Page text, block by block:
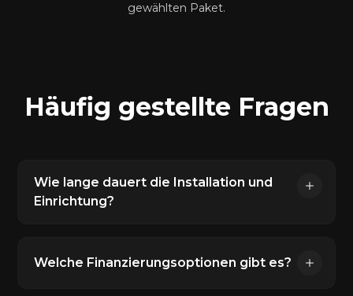
gewählten Paket.
Häufig gestellte Fragen
Wie lange dauert die Installation und
Einrichtung?
begleiten dich an zwei Tagen persönlich vor
Welche Finanzierungsoptionen gibt es?